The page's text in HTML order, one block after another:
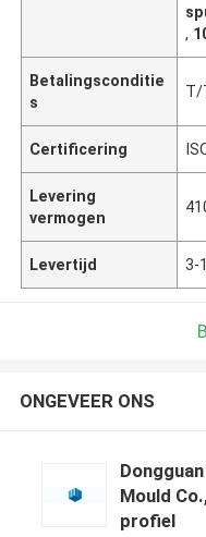
,
Betalingsconditie
s
T/
Certificering
Levering
vermogen
Levertijd 3-
ONGEVEER ONS
Mould
profiel